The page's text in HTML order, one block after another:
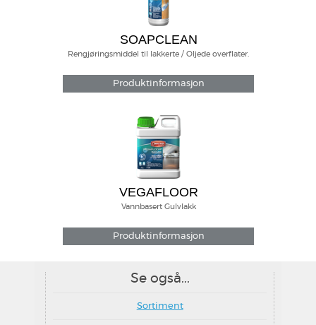
SOAPCLEAN
Rengjøringsmiddel til lakkerte / Oljede overflater.
Produktinformasjon
VEGAFLOOR
Vannbasert Gulvlakk
Produktinformasjon
Se også...
Sortiment